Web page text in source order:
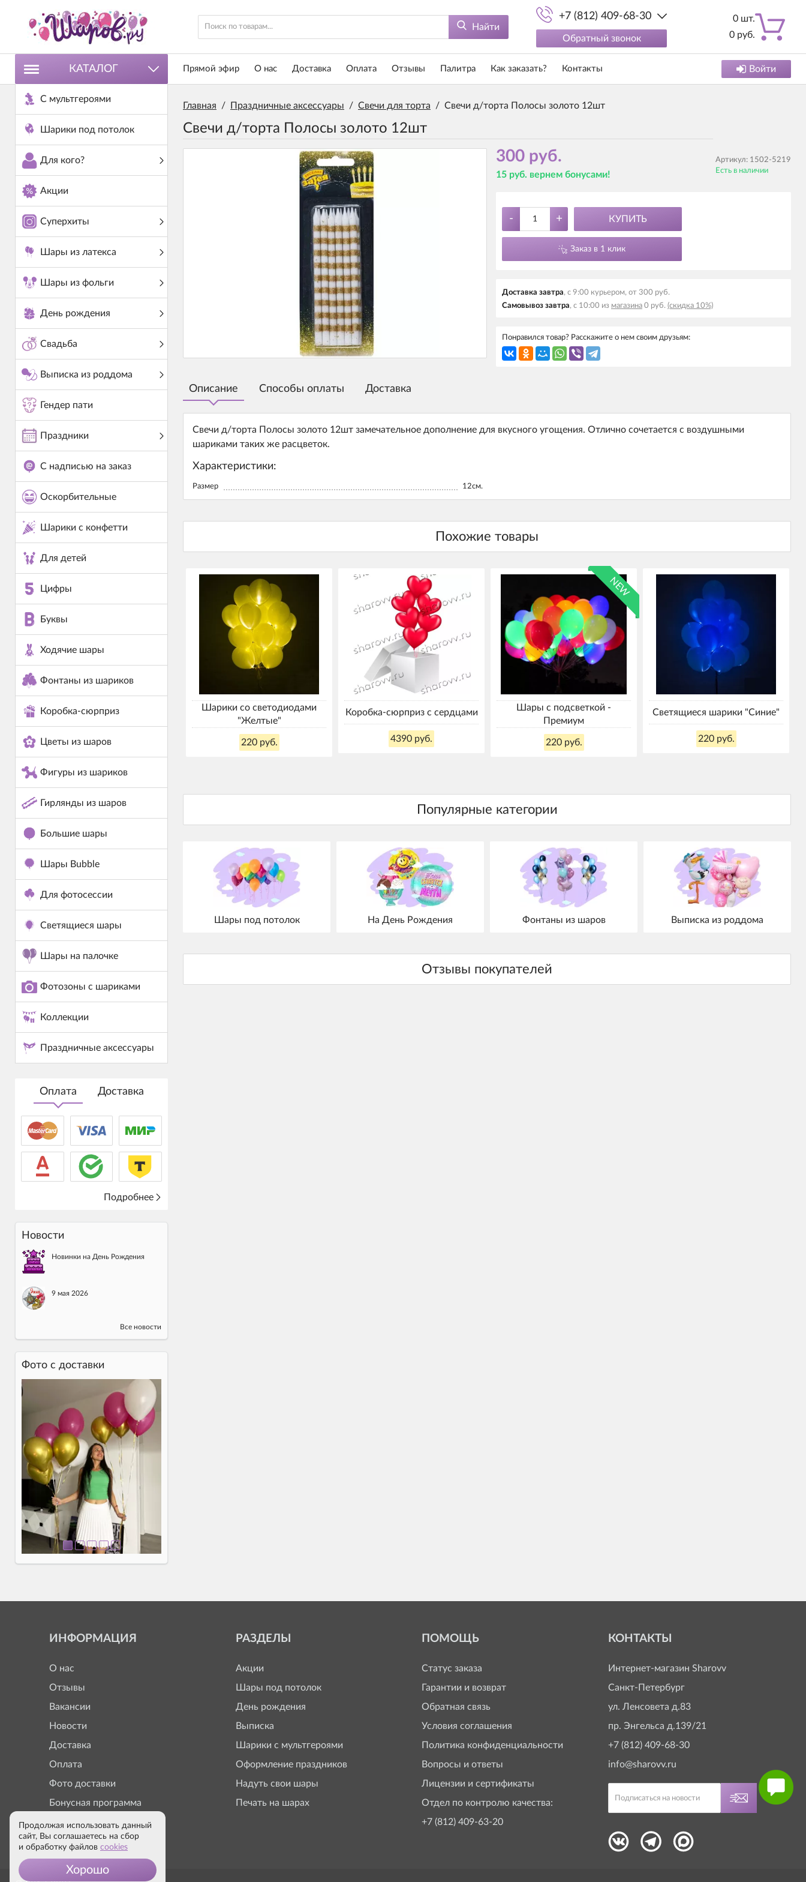
Найти
+7 (812) 409-68-30
Обратный звонок
0 шт.
0 руб.
КАТАЛОГ
С мультгероями
Шарики под потолок
Для кого?
Акции
Суперхиты
Шары из латекса
Шары из фольги
День рождения
Свадьба
Выписка из роддома
Гендер пати
Праздники
С надписью на заказ
Оскорбительные
Шарики с конфетти
Для детей
Цифры
Буквы
Ходячие шары
Фонтаны из шариков
Коробка-сюрприз
Цветы из шаров
Фигуры из шариков
Гирлянды из шаров
Большие шары
Шары Bubble
Для фотосессии
Светящиеся шары
Шары на палочке
Фотозоны с шариками
Коллекции
Праздничные аксессуары
Оплата Доставка
Подробнее
Новости
Новинки на День Рождения
9 мая 2026
Все новости
Фото c доставки
Прямой эфир О нас Доставка Оплата Отзывы Палитра Как заказать? Контакты Войти
Главная / Праздничные аксессуары / Свечи для торта / Свечи д/торта Полосы золото 12шт
Свечи д/торта Полосы золото 12шт
300 руб.
15 руб. вернем бонусами!
Артикул: 1502-5219
Есть в наличии
- + КУПИТЬ
Заказ в 1 клик
Доставка завтра, с 9:00 курьером, от 300 руб.
Самовывоз завтра, с 10:00 из магазина 0 руб. (скидка 10%)
Понравился товар? Расскажите о нем своим друзьям:
Описание Способы оплаты Доставка
Свечи д/торта Полосы золото 12шт замечательное дополнение для вкусного угощения. Отлично сочетается с воздушными
шариками таких же расцветок.
Характеристики:
Размер 12см.
Шарики со светодиодами
"Желтые"
220 руб.
Коробка-сюрприз с сердцами
4390 руб.
NEW
Шары с подсветкой -
Премиум
220 руб.
Светящиеся шарики "Синие"
220 руб.
Шары под потолок На День Рождения Фонтаны из шаров Выписка из роддома
ИНФОРМАЦИЯ
О нас
Отзывы
Вакансии
Новости
Доставка
Оплата
Фото доставки
Бонусная программа
РАЗДЕЛЫ
Акции
Шары под потолок
День рождения
Выписка
Шарики с мультгероями
Оформление праздников
Надуть свои шары
Печать на шарах
ПОМОЩЬ
Статус заказа
Гарантии и возврат
Обратная связь
Условия соглашения
Политика конфиденциальности
Вопросы и ответы
Лицензии и сертификаты
Отдел по контролю качества:
+7 (812) 409-63-20
КОНТАКТЫ
Интернет-магазин Sharovv
Санкт-Петербург
ул. Ленсовета д.83
пр. Энгельса д.139/21
+7 (812) 409-68-30
info@sharovv.ru
Продолжая использовать данный
сайт, Вы соглашаетесь на сбор
и обработку файлов cookies
Хорошо